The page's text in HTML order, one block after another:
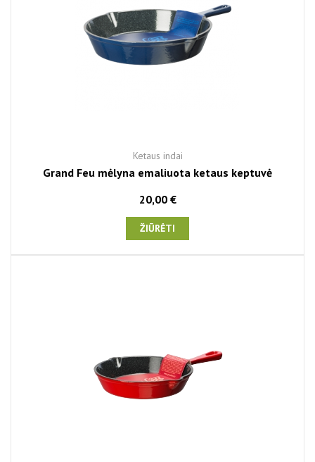
Ketaus indai
Grand Feu mėlyna emaliuota ketaus keptuvė
20,00 €
ŽIŪRĖTI